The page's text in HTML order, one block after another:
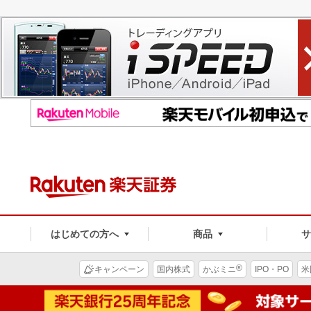
はじめての方へ 商品
キャンペーン 国内株式 かぶミニ® IPO・PO